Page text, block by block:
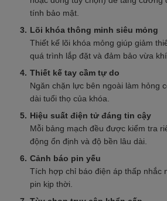
tính bảo mật.
Lõi khóa thông minh siêu mỏng
Thiết kế lõi khóa mỏng giúp giảm
quá trình lắp đặt và đảm bảo vừa
Thiết kế tay cầm tự do
Ngăn chặn lực bên ngoài làm hỏng
dài tuổi thọ của khóa.
Hiệu suất điện tử đáng tin cậy
Mỗi bảng mạch đều được kiểm tra
động ổn định và độ bền lâu dài.
Cảnh báo pin yếu
Tích hợp chỉ báo điện áp thấp nhắc
pin kịp thời.